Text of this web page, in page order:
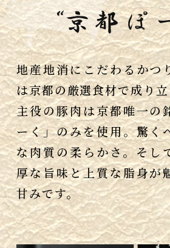
地産地消にこだわるかつ
は京都の厳選食材で成り
主役の豚肉は京都唯一の
ーく」のみを使用。驚く
な肉質の柔らかさ。そし
厚な旨味と上質な脂身が
甘みです。